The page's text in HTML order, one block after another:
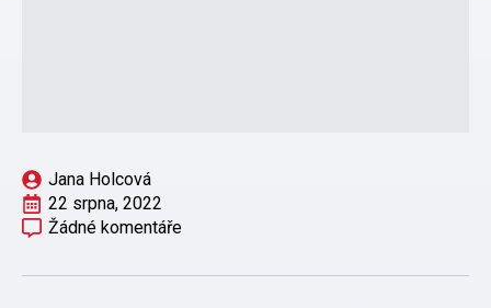
Jana Holcová
22 srpna, 2022
Žádné komentáře